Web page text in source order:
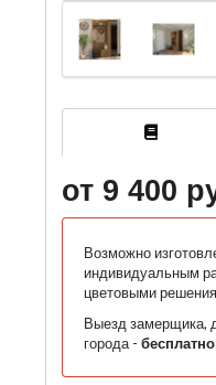
от 9 400
Возможно
индивидуальным
цветовыми
Выезд замерщика,
города - бесплатно